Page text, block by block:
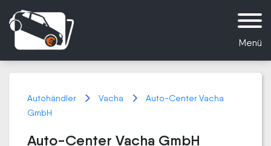
Menü
Autohändler Vacha
Auto-Center Vacha
GmbH
Auto-Center Vacha GmbH